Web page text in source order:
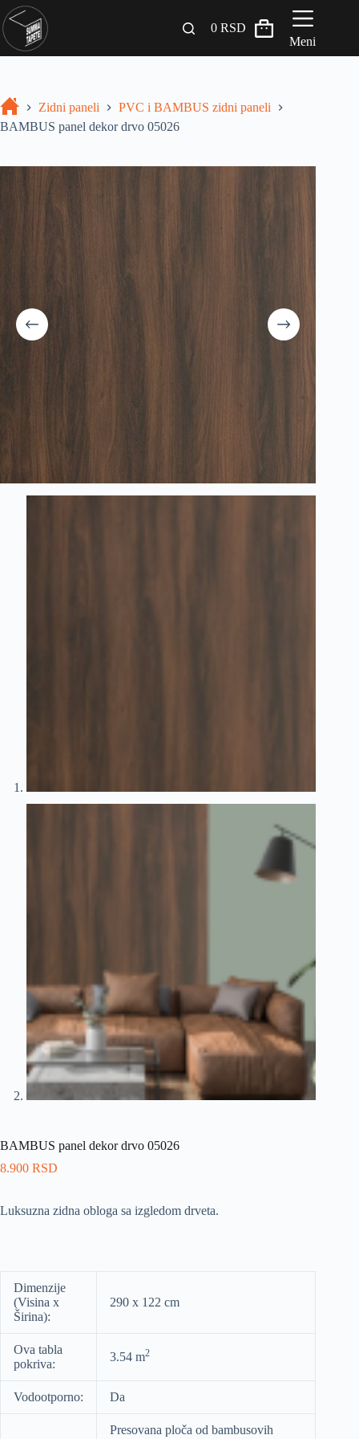
Drveni Pregradni Zidovi i Police
0RSD
Meni
Zidni paneli
PVC i BAMBUS zidni paneli
BAMBUS panel dekor drvo 05026
BAMBUS panel dekor drvo 05026
8.900 RSD
Luksuzna zidna obloga sa izgledom drveta.
Dimenzije
(Visina x
Širina):
290 x 122 cm
Ova tabla
pokriva:
3.54 m2
Vodootporno: Da
Presovana ploča od bambusovih